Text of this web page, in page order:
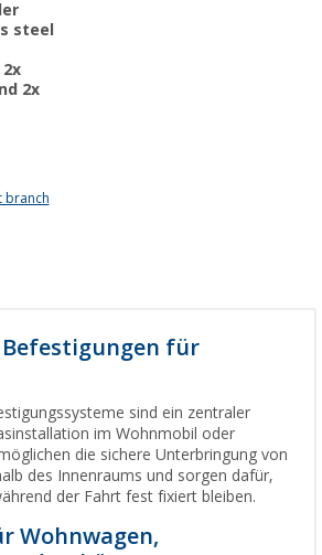
steel
2x
branch
Befestigungen für
sind ein zentraler
im Wohnmobil oder
die sichere Unterbringung von
des Innenraums und sorgen dafür,
der Fahrt fest fixiert bleiben.
Wohnwagen,